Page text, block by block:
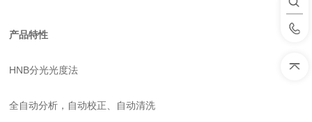
产品特性
HNB分光光度法
全自动分析，自动校正、自动清洗